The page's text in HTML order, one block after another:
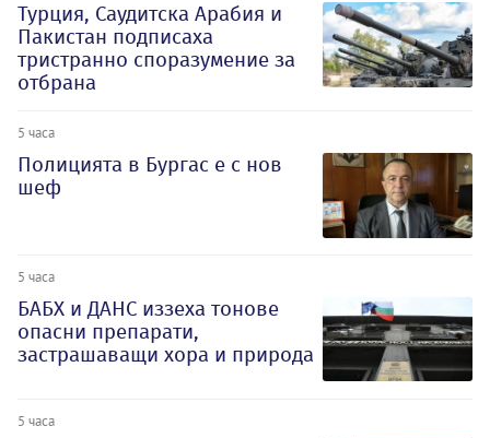
Турция, Саудитска Арабия и
Пакистан подписаха
тристранно споразумение за
отбрана
5 часа
Полицията в Бургас е с нов
шеф
5 часа
БАБХ и ДАНС иззеха тонове
опасни препарати,
застрашаващи хора и природа
5 часа